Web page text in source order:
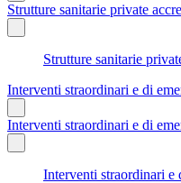
Strutture sanitarie private
Strutture sanitarie
Interventi straordinari e di
Interventi straordinari e di
Interventi straordinari e